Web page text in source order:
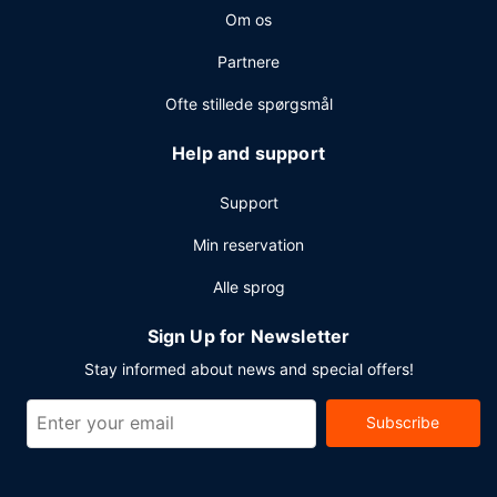
Om os
Partnere
Ofte stillede spørgsmål
Help and support
Support
Min reservation
Alle sprog
Sign Up for Newsletter
Stay informed about news and special offers!
Subscribe